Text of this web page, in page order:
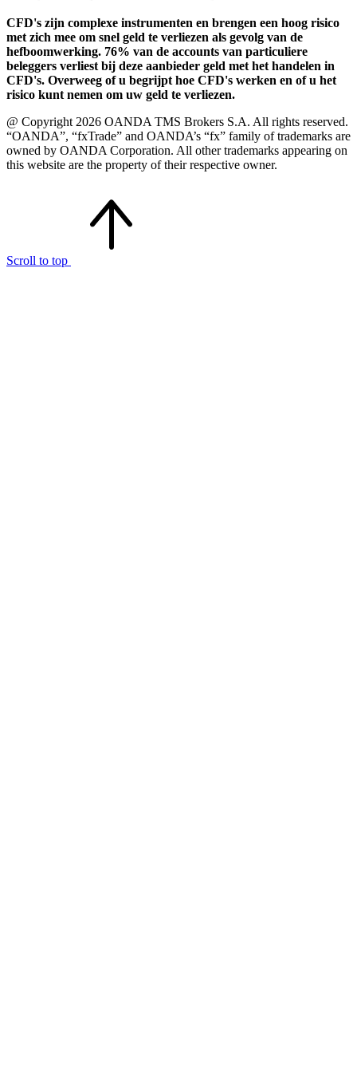
CFD's zijn complexe instrumenten en brengen een hoog risico
met zich mee om snel geld te verliezen als gevolg van de
hefboomwerking. 76% van de accounts van particuliere
beleggers verliest bij deze aanbieder geld met het handelen in
CFD's. Overweeg of u begrijpt hoe CFD's werken en of u het
risico kunt nemen om uw geld te verliezen.
@ Copyright 2026 OANDA TMS Brokers S.A. All rights reserved.
“OANDA”, “fxTrade” and OANDA’s “fx” family of trademarks are
owned by OANDA Corporation. All other trademarks appearing on
this website are the property of their respective owner.
Scroll to top